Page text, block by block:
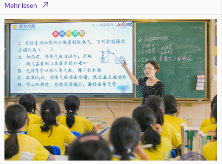
Mehr lesen 